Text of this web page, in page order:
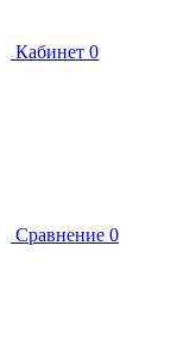
Кабинет 0
Сравнение 0